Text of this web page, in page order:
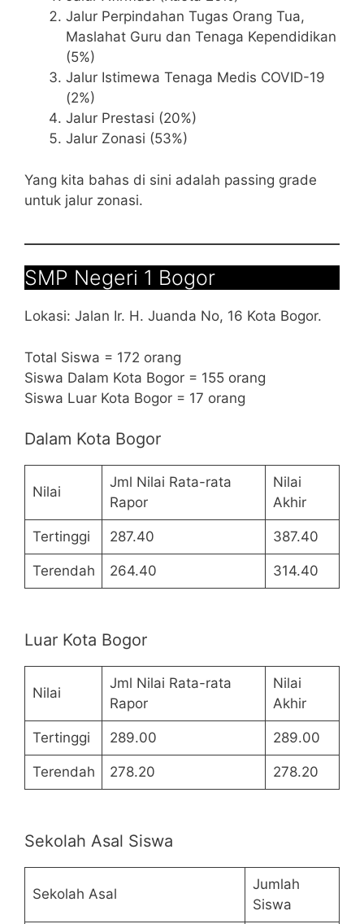
Jalur Perpindahan Tugas Orang Tua,
Maslahat Guru dan Tenaga Kependidikan
(5%)
Jalur Istimewa Tenaga Medis COVID-19
(2%)
Jalur Prestasi (20%)
Jalur Zonasi (53%)
Yang kita bahas di sini adalah passing grade
untuk jalur zonasi.
SMP Negeri 1 Bogor
Lokasi: Jalan Ir. H. Juanda No, 16 Kota Bogor.
Total Siswa = 172 orang
Siswa Dalam Kota Bogor = 155 orang
Siswa Luar Kota Bogor = 17 orang
Dalam Kota Bogor
Nilai
Jml Nilai Rata-rata
Rapor
Nilai
Akhir
Tertinggi 287.40 387.40
Terendah 264.40 314.40
Luar Kota Bogor
Nilai
Jml Nilai Rata-rata
Rapor
Nilai
Akhir
Tertinggi 289.00 289.00
Terendah 278.20 278.20
Sekolah Asal Siswa
Sekolah Asal
Jumlah
Siswa